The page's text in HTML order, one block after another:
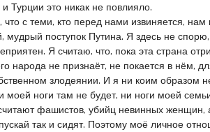
Турции это никак не повлияло.
что с теми, кто перед нами извиняется,
мудрый поступок Путина. Я здесь не
Я считаю, что, пока эта страна
народа не признаёт, не покается в нём,
злодеянии. И я ни коим образом
моей ноги там не будет, ни ноги моей
фашистов, убийц невинных женщин,
так и сидят. Поэтому моё личное